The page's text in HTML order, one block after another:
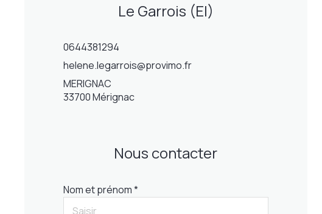
Le Garrois (EI)
0644381294
helene.legarrois@provimo.fr
MERIGNAC
33700 Mérignac
Nous contacter
Nom et prénom *